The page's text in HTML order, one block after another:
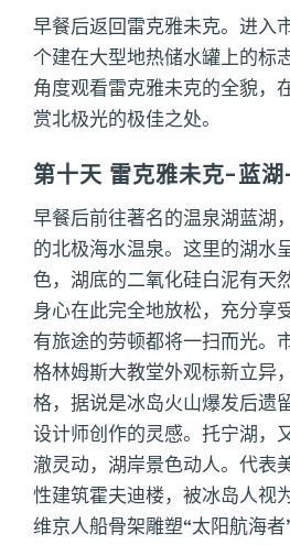
早餐后返回雷克雅未克。进入
个建在大型地热储水罐上的标
角度观看雷克雅未克的全貌，
赏北极光的极佳之处。
第十天 雷克雅未克-蓝
早餐后前往著名的温泉湖蓝湖
的北极海水温泉。这里的湖水
色，湖底的二氧化硅白泥有天
身心在此完全地放松，充分享
有旅途的劳顿都将一扫而光。
格林姆斯大教堂外观标新立异
格，据说是冰岛火山爆发后遗
设计师创作的灵感。托宁湖，
澈灵动，湖岸景色动人。代表
性建筑霍夫迪楼，被冰岛人视
维京人船骨架雕塑“太阳航海